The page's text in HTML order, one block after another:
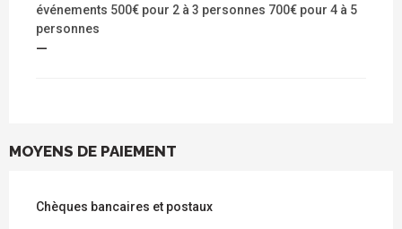
événements 500€ pour 2 à 3 personnes 700€ pour 4 à 5
personnes
—
MOYENS DE PAIEMENT
Chèques bancaires et postaux